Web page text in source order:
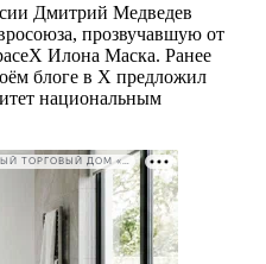
Дмитрий Медведев
прозвучавшую от
Илона Маска. Ранее
блоге в X предложил
национальным
РЕКЛАМА • ООО СТРОИТЕЛЬНЫЙ ТОРГОВЫЙ ДОМ «ПЕТРОВИЧ». ИНН: 7802348846